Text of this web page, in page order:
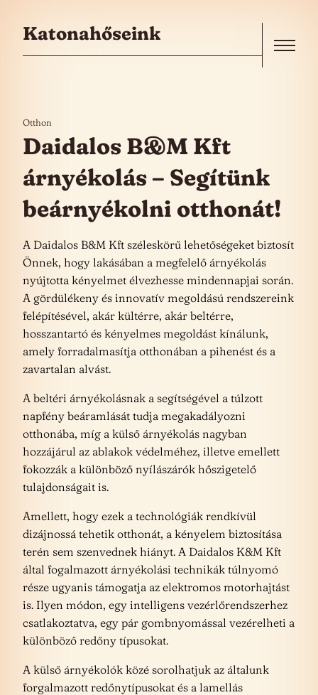
Katonahőseink
Otthon
Daidalos B&M Kft
árnyékolás – Segítünk
beárnyékolni otthonát!
A Daidalos B&M Kft széleskörű lehetőségeket biztosít
Önnek, hogy lakásában a megfelelő árnyékolás
nyújtotta kényelmet élvezhesse mindennapjai során.
A gördülékeny és innovatív megoldású rendszereink
felépítésével, akár kültérre, akár beltérre,
hosszantartó és kényelmes megoldást kínálunk,
amely forradalmasítja otthonában a pihenést és a
zavartalan alvást.
A beltéri árnyékolásnak a segítségével a túlzott
napfény beáramlását tudja megakadályozni
otthonába, míg a külső árnyékolás nagyban
hozzájárul az ablakok védelméhez, illetve emellett
fokozzák a különböző nyílászárók hőszigetelő
tulajdonságait is.
Amellett, hogy ezek a technológiák rendkívül
dizájnossá tehetik otthonát, a kényelem biztosítása
terén sem szenvednek hiányt. A Daidalos K&M Kft
által fogalmazott árnyékolási technikák túlnyomó
része ugyanis támogatja az elektromos motorhajtást
is. Ilyen módon, egy intelligens vezérlőrendszerhez
csatlakoztatva, egy pár gombnyomással vezérelheti a
különböző redőny típusokat.
A külső árnyékolók közé sorolhatjuk az általunk
forgalmazott redőnytípusokat és a lamellás